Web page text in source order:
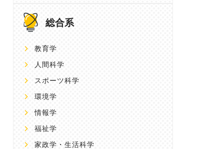
総合系
教育学
人間科学
スポーツ科学
環境学
情報学
福祉学
家政学・生活科学